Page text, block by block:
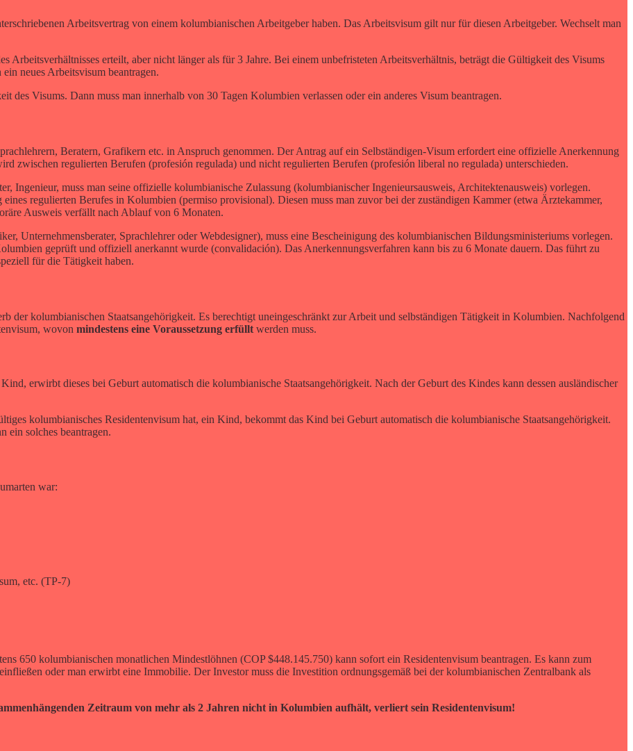
Arbeitsvertrag von einem kolumbianischen Arbeitgeber haben. Das Arbeitsvisum gilt nur für diesen Arbeitgeber. Wechselt man
Arbeitsverhältnisses erteilt, aber nicht länger als für 3 Jahre. Bei einem unbefristeten Arbeitsverhältnis, beträgt die Gültigkeit des Visums
neues Arbeitsvisum beantragen.
des Visums. Dann muss man innerhalb von 30 Tagen Kolumbien verlassen oder ein anderes Visum beantragen.
Beratern, Grafikern etc. in Anspruch genommen. Der Antrag auf ein Selbständigen-Visum erfordert eine offizielle Anerkennung
zwischen regulierten Berufen (profesión regulada) und nicht regulierten Berufen (profesión liberal no regulada) unterschieden.
Ingenieur, muss man seine offizielle kolumbianische Zulassung (kolumbianischer Ingenieursausweis, Architektenausweis) vorlegen.
regulierten Berufes in Kolumbien (permiso provisional). Diesen muss man zuvor bei der zuständigen Kammer (etwa Ärztekammer,
Ausweis verfällt nach Ablauf von 6 Monaten.
Unternehmensberater, Sprachlehrer oder Webdesigner), muss eine Bescheinigung des kolumbianischen Bildungsministeriums vorlegen.
geprüft und offiziell anerkannt wurde (convalidación). Das Anerkennungsverfahren kann bis zu 6 Monate dauern. Das führt zu
für die Tätigkeit haben.
der kolumbianischen Staatsangehörigkeit. Es berechtigt uneingeschränkt zur Arbeit und selbständigen Tätigkeit in Kolumbien. Nachfolgend
wovon mindestens eine Voraussetzung erfüllt werden muss.
erwirbt dieses bei Geburt automatisch die kolumbianische Staatsangehörigkeit. Nach der Geburt des Kindes kann dessen ausländischer
kolumbianisches Residentenvisum hat, ein Kind, bekommt das Kind bei Geburt automatisch die kolumbianische Staatsangehörigkeit.
ein solches beantragen.
war:
etc. (TP-7)
650 kolumbianischen monatlichen Mindestlöhnen (COP $448.145.750) kann sofort ein Residentenvisum beantragen. Es kann zum
oder man erwirbt eine Immobilie. Der Investor muss die Investition ordnungsgemäß bei der kolumbianischen Zentralbank als
Zeitraum von mehr als 2 Jahren nicht in Kolumbien aufhält, verliert sein Residentenvisum!